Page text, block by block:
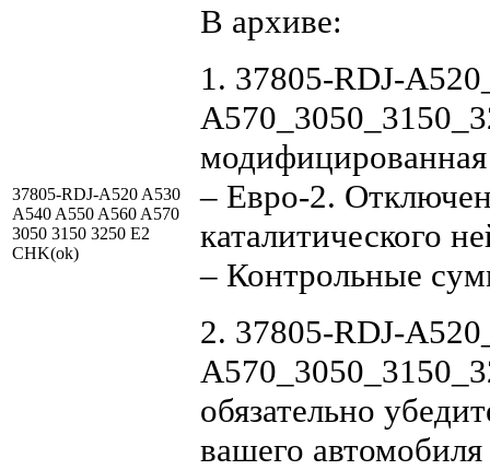
37805-RDJ-A520 A530
A540 A550 A560 A570
3050 3150 3250 E2
CHK(ok)
В архиве:
1. 37805-RDJ-
– Евро-2.
каталитического
– Контрольные
2. 37805-RDJ-
обязательно
вашего автомобиля